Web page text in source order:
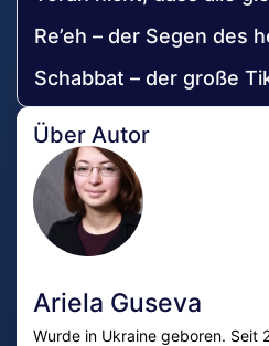
Re’eh – der Segen des
Schabbat – der große
Über Autor
Ariela Guseva
Wurde in Ukraine geboren. Seit